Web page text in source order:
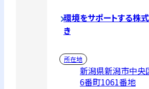
環境をサポートする株
き
所在地
新潟県新潟市中央
6番町1061番地